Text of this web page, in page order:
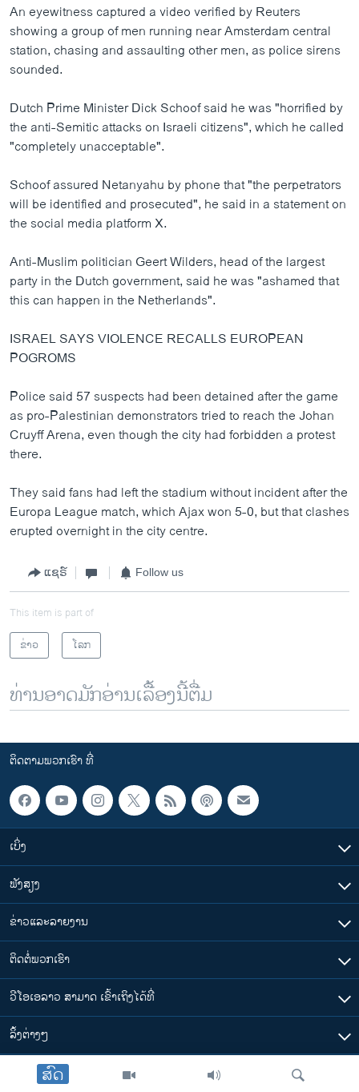
ສົດ
An eyewitness captured a video verified by Reuters
showing a group of men running near Amsterdam central
station, chasing and assaulting other men, as police sirens
sounded.
Dutch Prime Minister Dick Schoof said he was "horrified by
the anti-Semitic attacks on Israeli citizens", which he called
"completely unacceptable".
Schoof assured Netanyahu by phone that "the perpetrators
will be identified and prosecuted", he said in a statement on
the social media platform X.
Anti-Muslim politician Geert Wilders, head of the largest
party in the Dutch government, said he was "ashamed that
this can happen in the Netherlands".
ISRAEL SAYS VIOLENCE RECALLS EUROPEAN
POGROMS
Police said 57 suspects had been detained after the game
as pro-Palestinian demonstrators tried to reach the Johan
Cruyff Arena, even though the city had forbidden a protest
there.
They said fans had left the stadium without incident after the
Europa League match, which Ajax won 5-0, but that clashes
erupted overnight in the city centre.
ແຊຣ໌ Follow us
This item is part of
ຂ່າວ
ໂລກ
ທ່ານອາດມັກອ່ານເລື້ອງນີ້ຕື່ມ
ຕິດຕາມພວກເຮົາ ທີ່
ເບິ່ງ
ຟັງສຽງ
ຂ່າວແລະລາຍງານ
ຕິດຕໍ່ພວກເຮົາ
ວີໂອເອລາວ ສາມາດ ເຂົ້າເຖິງໄດ້ທີ່
​ລິ້ງ​ຕ່າງໆ
ຕາມເວລາໃນລາວ